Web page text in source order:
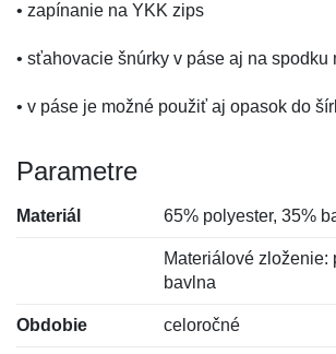
• zapínanie na YKK zips
• sťahovacie šnúrky v páse aj na spodku
• v páse je možné použiť aj opasok do
Parametre
Materiál 65% polyester, 35%
Materiálové zloženie:
bavlna
Obdobie celoročné